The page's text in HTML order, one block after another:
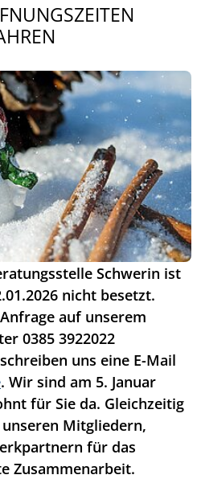
Schwerin ist
nicht besetzt.
auf unserem
0385 3922022
uns eine E-Mail
. Wir sind am 5. Januar
für Sie da. Gleichzeitig
Mitgliedern,
für das
Zusammenarbeit.